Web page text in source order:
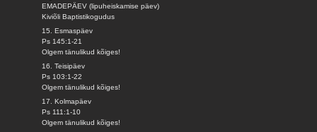
EMADEPÄEV (lipuheiskamise päev)
Kiviõli Baptistikogudus
15. Esmaspäev
Ps 145:1-21
Olgem tänulikud kõiges!
16. Teisipäev
Ps 103:1-22
Olgem tänulikud kõiges!
17. Kolmapäev
Ps 111:1-10
Olgem tänulikud kõiges!